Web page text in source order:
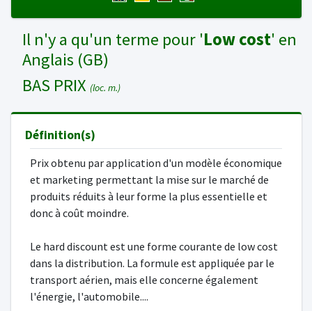
Il n'y a qu'un terme pour 'Low cost' en
Anglais (GB)
BAS PRIX (loc. m.)
Définition(s)
Prix obtenu par application d'un modèle économique
et marketing permettant la mise sur le marché de
produits réduits à leur forme la plus essentielle et
donc à coût moindre.
Le hard discount est une forme courante de low cost
dans la distribution. La formule est appliquée par le
transport aérien, mais elle concerne également
l'énergie, l'automobile....